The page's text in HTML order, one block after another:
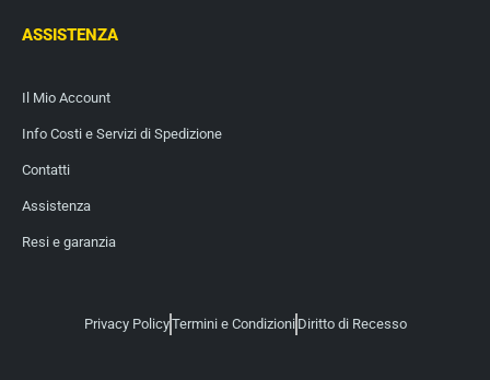
ASSISTENZA
Il Mio Account
Info Costi e Servizi di Spedizione
Contatti
Assistenza
Resi e garanzia
Privacy PolicyTermini e Condizioni Diritto di Recesso